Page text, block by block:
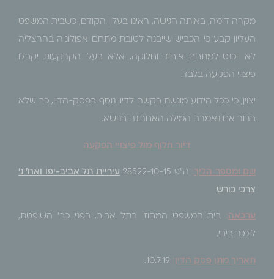
מקרה דומה, באותה הגישה, ראינו בעלון הקודם, כשבית המשפט
העליון קבע כי הכביש שייבנה לטובת מתחם אפולוניה בהרצליה
לא ייכנס למתחם איחוד וחלוקה, אלא בעלי הקרקעות יקבלו
פיצויי הפקעה בלבד.
יצוין, כי ככל הידוע מוגשת בקשה לדיון נוסף בפסק-הדין, כך שלא
ברור אם נאמרה המילה האחרונה בנושא.
דיור חלוף מול פיצויי הפקעה
שם ומספר הליך : ה"פ 28522-10-15 עיריית תל אביב-יפו ואח' נ'
צרכי כורש
ערכאה : בית המשפט המחוזי בתל אביב, בפני כב' השופטת,
לימור ביבי.
תאריך מתן פסק הדין :